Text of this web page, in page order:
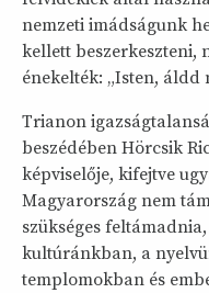
nemzeti imádságunk
kellett beszerkeszteni,
énekelték: „Isten, áldd
Trianon
beszédében Hörcsik
képviselője, kifejtve
Magyarország nem
szükséges
kultúránkban, a
templomokban és